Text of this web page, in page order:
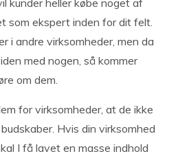
kunder heller købe noget af
som ekspert inden for dit felt.
i andre virksomheder, men da
med nogen, så kommer
om dem.
for virksomheder, at de ikke
Hvis din virksomhed
I få lavet en masse indhold